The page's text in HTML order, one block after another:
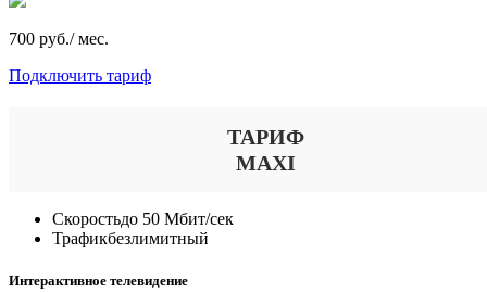
700 руб./ мес.
Подключить тариф
ТАРИФ
MAXI
Скоростьдо 50 Мбит/сек
Трафикбезлимитный
Интерактивное телевидение